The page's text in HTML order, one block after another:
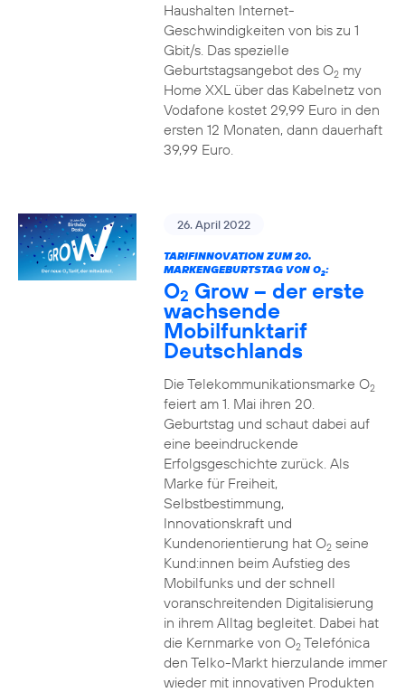
Haushalten Internet-
Geschwindigkeiten von bis zu 1
Gbit/s. Das spezielle
Geburtstagsangebot des O2my
Home XXL über das Kabelnetz von
Vodafone kostet 29,99 Euro in den
ersten 12 Monaten, dann dauerhaft
39,99 Euro.
26. April 2022
TARIFINNOVATION ZUM 20.
MARKENGEBURTSTAG VON O2:
O2 Grow – der erste
wachsende
Mobilfunktarif
Deutschlands
Die Telekommunikationsmarke O2
feiert am 1. Mai ihren 20.
Geburtstag und schaut dabei auf
eine beeindruckende
Erfolgsgeschichte zurück. Als
Marke für Freiheit,
Selbstbestimmung,
Innovationskraft und
Kundenorientierung hat O2seine
Kund:innen beim Aufstieg des
Mobilfunks und der schnell
voranschreitenden Digitalisierung
in ihrem Alltag begleitet. Dabei hat
die Kernmarke von O2Telefónica
den Telko-Markt hierzulande immer
wieder mit innovativen Produkten